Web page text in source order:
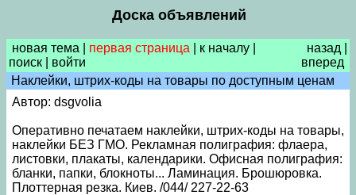
Доска объявлений
новая тема первая страница к началу
поиск
войти
назад
вперед
Наклейки, штрих-коды на товары по доступным ценам
Автор: dsgvolia
Оперативно печатаем наклейки, штрих-коды на товары,
наклейки БЕЗ ГМО. Рекламная полиграфия: флаера,
листовки, плакаты, календарики. Офисная полиграфия:
бланки, папки, блокноты... Ламинация. Брошюровка.
Плоттерная резка. Киев. /044/ 227-22-63